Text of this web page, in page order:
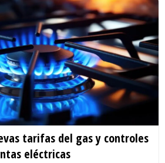
tarifas del gas y controles
eléctricas